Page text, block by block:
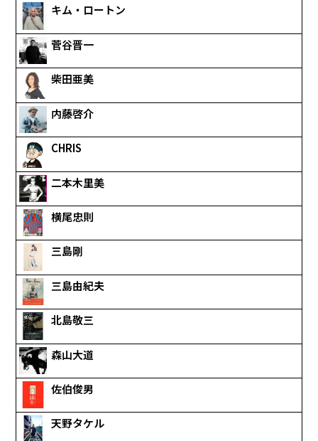
キム・ロートン
菅谷晋一
柴田亜美
内藤啓介
CHRIS
二本木里美
横尾忠則
三島剛
三島由紀夫
北島敬三
森山大道
佐伯俊男
天野タケル